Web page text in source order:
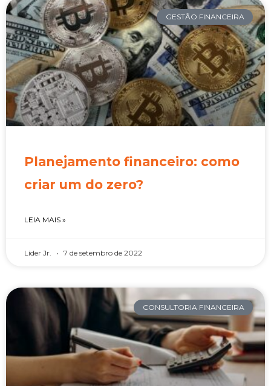
GESTÃO FINANCEIRA
Planejamento financeiro: como
criar um do zero?
LEIA MAIS »
Líder Jr. 7 de setembro de 2022
CONSULTORIA FINANCEIRA